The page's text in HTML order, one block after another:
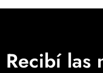
Recibí las